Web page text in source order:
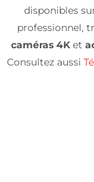
disponibles
professionnel,
caméras 4Ket
Consultez aussi